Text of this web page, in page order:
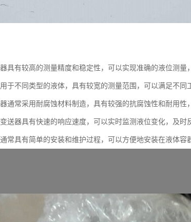
具有较高的测量精度和稳定性，可以实现准确的液位测量
于不同类型的液体，具有较宽的测量范围，可以满足不同
通常采用耐腐蚀材料制造，具有较强的抗腐蚀性和耐用性
送器具有快速的响应速度，可以实时监测液位变化，及时
常具有简单的安装和维护过程，可以方便地安装在液体容